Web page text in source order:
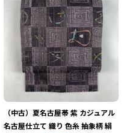
（中古）夏名古屋帯 紫 カジュアル
名古屋仕立て 織り 色糸 抽象柄 絹